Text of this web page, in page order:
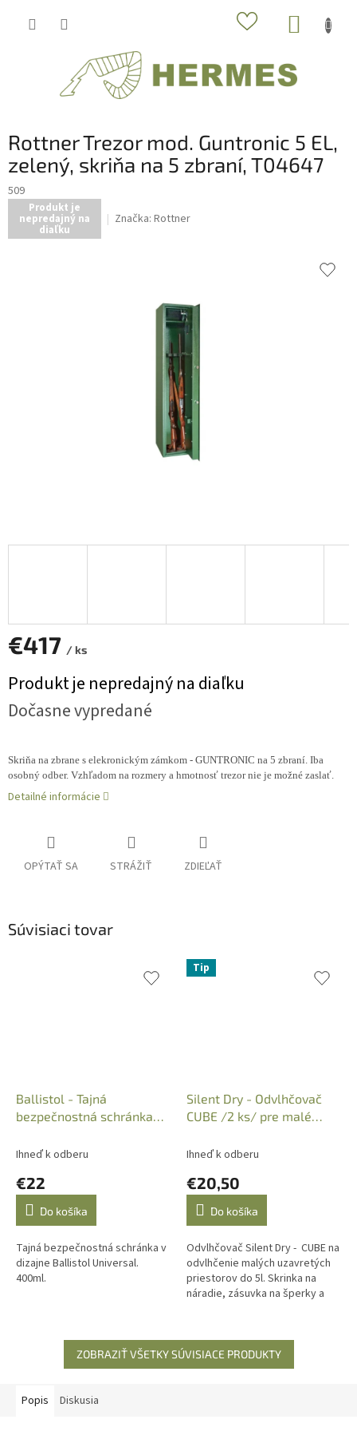
Rottner Trezor mod. Guntronic 5 EL,
zelený, skriňa na 5 zbraní, T04647
509
Produkt je
nepredajný na
diaľku
Značka: Rottner
€417 / ks
cena:
Produkt je nepredajný na diaľku
Dočasne vypredané
Skriňa na zbrane s elekronickým zámkom - GUNTRONIC na 5 zbraní. Iba
osobný odber. Vzhľadom na rozmery a hmotnosť trezor nie je možné zaslať.
Detailné informácie
OPÝTAŤ SA STRÁŽIŤ ZDIEĽAŤ
Súvisiaci tovar
Ballistol - Tajná
bezpečnostná schránka
240x68mm,172358
Ihneď k odberu
€22
Do košíka
Tajná bezpečnostná schránka v
dizajne Ballistol Universal.
400ml.
Tip
Silent Dry - Odvlhčovač
CUBE /2 ks/ pre malé
Ihneď k odberu
€20,50
Do košíka
Odvlhčovač Silent Dry - CUBE na
odvlhčenie malých uzavretých
priestorov do 5l. Skrinka na
náradie, zásuvka na šperky a
ZOBRAZIŤ VŠETKY SÚVISIACE PRODUKTY
Popis Diskusia